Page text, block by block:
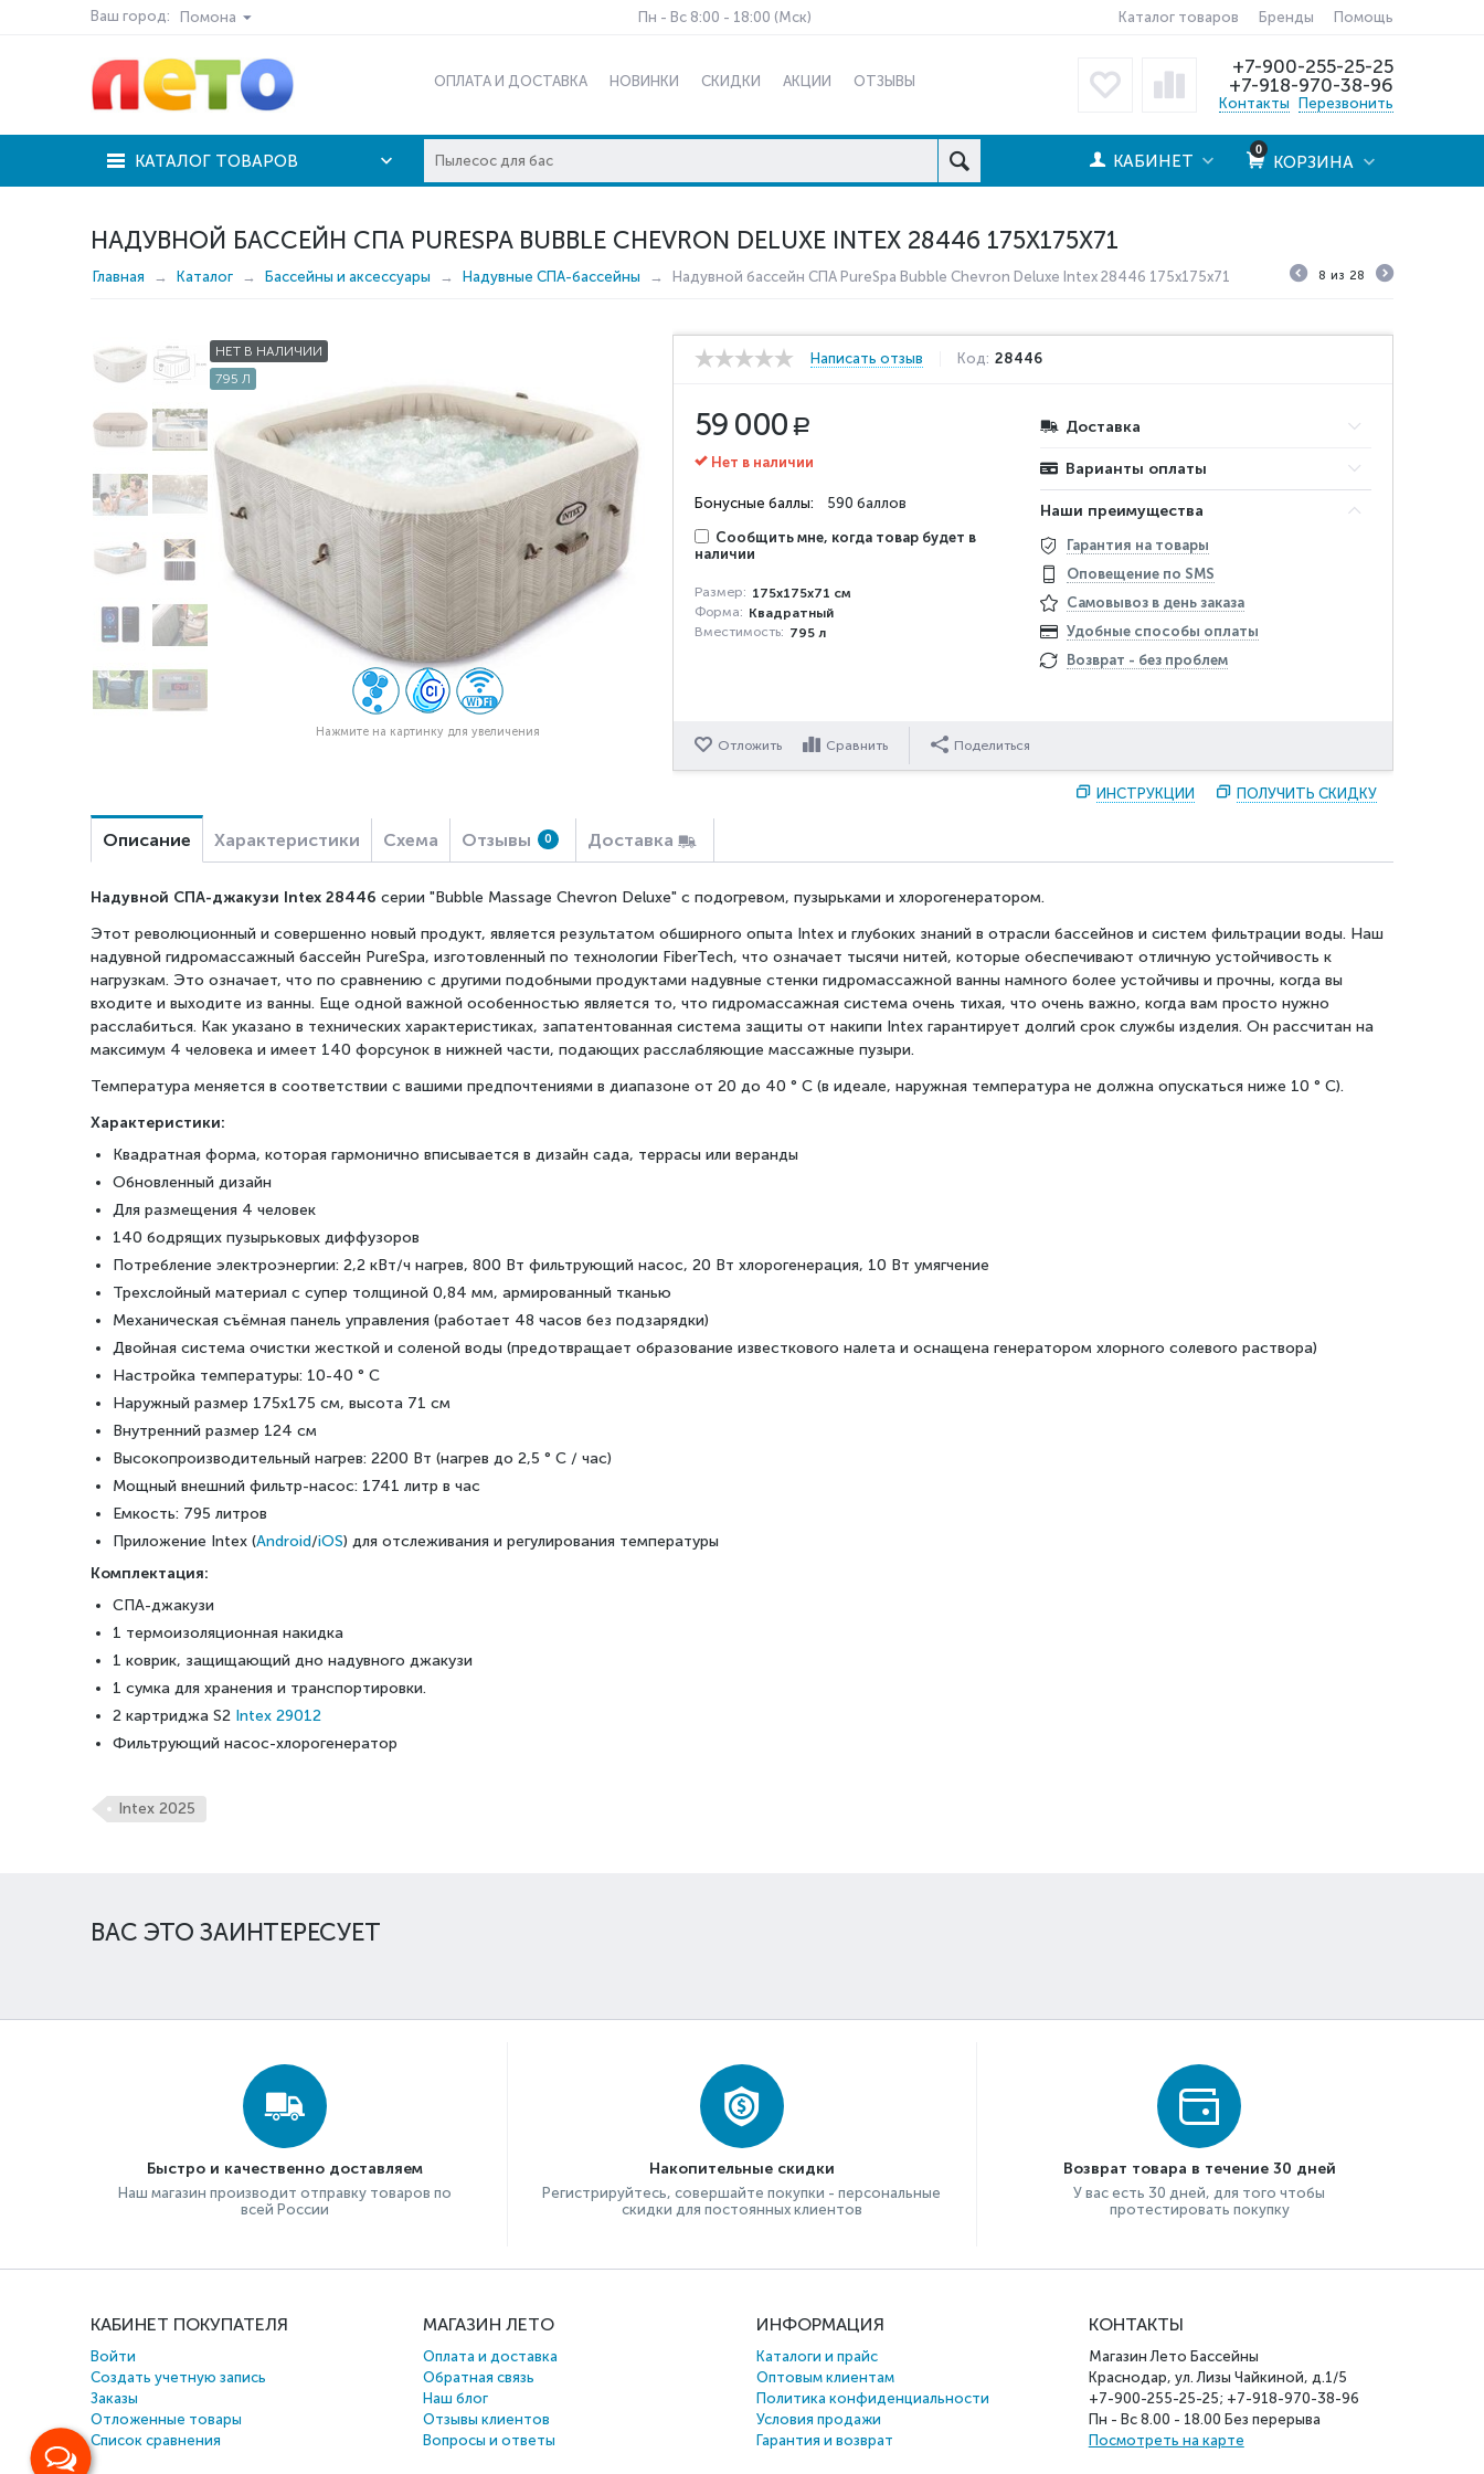
Ваш город: Помона Пн - Вс 8:00 - 18:00 (Мск) Каталог товаров Бренды Помощь
ОПЛАТА И ДОСТАВКА НОВИНКИ СКИДКИ АКЦИИ ОТЗЫВЫ
+7-900-255-25-25
+7-918-970-38-96
Контакты Перезвонить
КАТАЛОГ ТОВАРОВ
0
КОРЗИНА
КАБИНЕТ
НАДУВНОЙ БАССЕЙН СПА PURESPA BUBBLE CHEVRON DELUXE INTEX 28446 175X175Х71
Главная Каталог Бассейны и аксессуары Надувные СПА-бассейны Надувной бассейн СПА PureSpa Bubble Chevron Deluxe Intex 28446 175x175х71 8 из 28
НЕТ В НАЛИЧИИ
795 Л
Нажмите на картинку для увеличения
Написать отзыв Код: 28446
59 000 Р
Нет в наличии
Бонусные баллы: 590 баллов
Сообщить мне, когда товар будет в
наличии
Размер: 175x175x71 см
Форма: Квадратный
Вместимость: 795 л
Доставка
Варианты оплаты
Наши преимущества
Гарантия на товары
Оповещение по SMS
Самовывоз в день заказа
Удобные способы оплаты
Возврат - без проблем
Отложить Сравнить Поделиться
ИНСТРУКЦИИ ПОЛУЧИТЬ СКИДКУ
Описание Характеристики Схема Отзывы 0 Доставка
Надувной СПА-джакузи Intex 28446 серии "Bubble Massage Chevron Deluxe" с подогревом, пузырьками и хлорогенератором.
Этот революционный и совершенно новый продукт, является результатом обширного опыта Intex и глубоких знаний в отрасли бассейнов и систем фильтрации воды. Наш
надувной гидромассажный бассейн PureSpa, изготовленный по технологии FiberTech, что означает тысячи нитей, которые обеспечивают отличную устойчивость к
нагрузкам. Это означает, что по сравнению с другими подобными продуктами надувные стенки гидромассажной ванны намного более устойчивы и прочны, когда вы
входите и выходите из ванны. Еще одной важной особенностью является то, что гидромассажная система очень тихая, что очень важно, когда вам просто нужно
расслабиться. Как указано в технических характеристиках, запатентованная система защиты от накипи Intex гарантирует долгий срок службы изделия. Он рассчитан на
максимум 4 человека и имеет 140 форсунок в нижней части, подающих расслабляющие массажные пузыри.
Температура меняется в соответствии с вашими предпочтениями в диапазоне от 20 до 40 ° C (в идеале, наружная температура не должна опускаться ниже 10 ° C).
Характеристики:
Квадратная форма, которая гармонично вписывается в дизайн сада, террасы или веранды
Обновленный дизайн
Для размещения 4 человек
140 бодрящих пузырьковых диффузоров
Потребление электроэнергии: 2,2 кВт/ч нагрев, 800 Вт фильтрующий насос, 20 Вт хлорогенерация, 10 Вт умягчение
Трехслойный материал с супер толщиной 0,84 мм, армированный тканью
Механическая съёмная панель управления (работает 48 часов без подзарядки)
Двойная система очистки жесткой и соленой воды (предотвращает образование известкового налета и оснащена генератором хлорного солевого раствора)
Настройка температуры: 10-40 ° C
Наружный размер 175x175 см, высота 71 см
Внутренний размер 124 см
Высокопроизводительный нагрев: 2200 Вт (нагрев до 2,5 ° C / час)
Мощный внешний фильтр-насос: 1741 литр в час
Емкость: 795 литров
Приложение Intex (Android/iOS) для отслеживания и регулирования температуры
Комплектация:
СПА-джакузи
1 термоизоляционная накидка
1 коврик, защищающий дно надувного джакузи
1 сумка для хранения и транспортировки.
2 картриджа S2 Intex 29012
Фильтрующий насос-хлорогенератор
Intex 2025
ВАС ЭТО ЗАИНТЕРЕСУЕТ
Быстро и качественно доставляем
Наш магазин производит отправку товаров по
всей России
Накопительные скидки
Регистрируйтесь, совершайте покупки - персональные
скидки для постоянных клиентов
Возврат товара в течение 30 дней
У вас есть 30 дней, для того чтобы
протестировать покупку
КАБИНЕТ ПОКУПАТЕЛЯ
Войти
Создать учетную запись
Заказы
Отложенные товары
Список сравнения
МАГАЗИН ЛЕТО
Оплата и доставка
Обратная связь
Наш блог
Отзывы клиентов
Вопросы и ответы
ИНФОРМАЦИЯ
Каталоги и прайс
Оптовым клиентам
Политика конфиденциальности
Условия продажи
Гарантия и возврат
КОНТАКТЫ
Магазин Лето Бассейны
Краснодар, ул. Лизы Чайкиной, д.1/5
+7-900-255-25-25; +7-918-970-38-96
Пн - Вс 8.00 - 18.00 Без перерыва
Посмотреть на карте